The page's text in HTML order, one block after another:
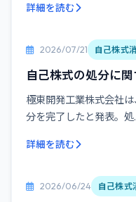
詳細を読む
2026/07/21 自己株式
自己株式の処分に
極東開発工業株式会社
分を完了したと発表。処
詳細を読む
2026/06/24 自己株式